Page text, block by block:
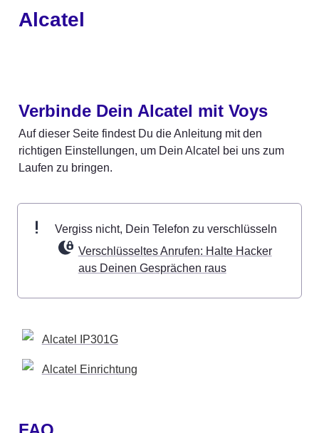
Alcatel
Verbinde Dein Alcatel mit Voys
Auf dieser Seite findest Du die Anleitung mit den
richtigen Einstellungen, um Dein Alcatel bei uns zum
Laufen zu bringen.
Vergiss nicht, Dein Telefon zu verschlüsseln
Verschlüsseltes Anrufen: Halte Hacker
aus Deinen Gesprächen raus
Alcatel IP301G
Alcatel Einrichtung